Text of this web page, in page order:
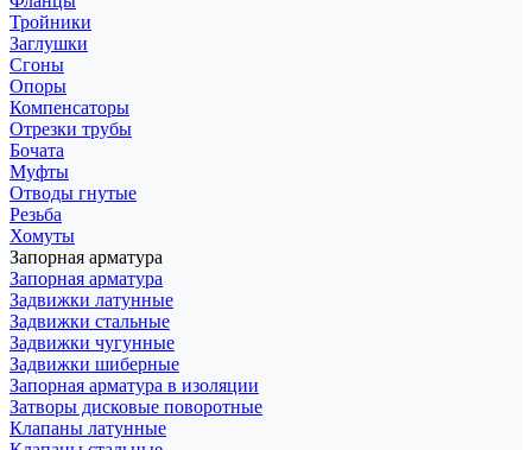
Тройники
Заглушки
Сгоны
Опоры
Компенсаторы
Отрезки трубы
Бочата
Муфты
Отводы гнутые
Резьба
Хомуты
Запорная арматура
Запорная арматура
Задвижки латунные
Задвижки стальные
Задвижки чугунные
Задвижки шиберные
Запорная арматура в изоляции
Затворы дисковые поворотные
Клапаны латунные